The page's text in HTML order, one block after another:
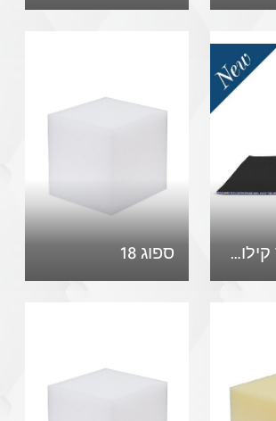
‏ספוג ריבונד קילוף עם בטנה ספוג 18